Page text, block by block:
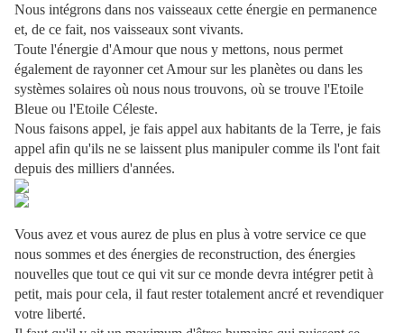
Nous intégrons dans nos vaisseaux cette énergie en permanence
et, de ce fait, nos vaisseaux sont vivants.
Toute l'énergie d'Amour que nous y mettons, nous permet
également de rayonner cet Amour sur les planètes ou dans les
systèmes solaires où nous nous trouvons, où se trouve l'Etoile
Bleue ou l'Etoile Céleste.
Nous faisons appel, je fais appel aux habitants de la Terre, je fais
appel afin qu'ils ne se laissent plus manipuler comme ils l'ont fait
depuis des milliers d'années.
Vous avez et vous aurez de plus en plus à votre service ce que
nous sommes et des énergies de reconstruction, des énergies
nouvelles que tout ce qui vit sur ce monde devra intégrer petit à
petit, mais pour cela, il faut rester totalement ancré et revendiquer
votre liberté.